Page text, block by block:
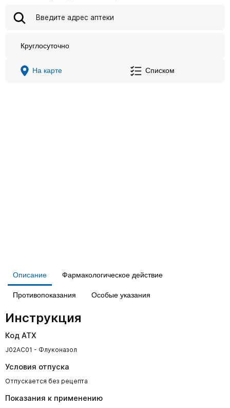
Круглосуточно
На карте Списком
Описание Фармакологическое действие
Противопоказания Особые указания
Инструкция
Код АТХ
J02AC01 - Флуконазол
Условия отпуска
Отпускается без рецепта
Показания к применению